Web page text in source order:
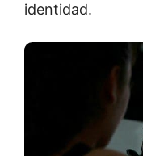
identidad.